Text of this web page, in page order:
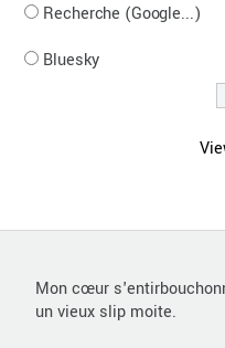
Recherche (Google...)
Bluesky
Mon cœur
un vieux slip moite.